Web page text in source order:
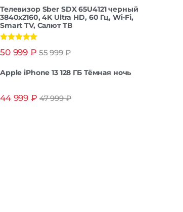
Телевизор Sber SDX 65U4121 черный
3840x2160, 4K Ultra HD, 60 Гц, Wi-Fi,
Smart TV, Салют ТВ
из 5
50 999 ₽ 55 999₽
Apple iPhone 13 128 ГБ Тёмная ночь
44 999 ₽ 47 999₽